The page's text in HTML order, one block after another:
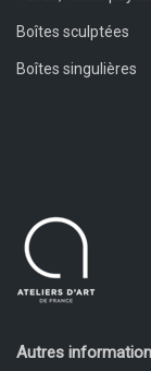
Boîtes sculptées
Boîtes singulières
Autres